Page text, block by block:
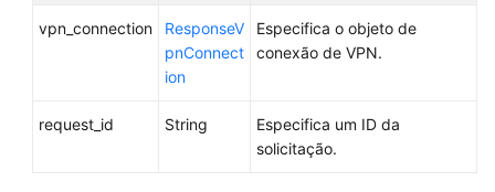
Criação
de
vpn_connection
ResponseV
pnConnect
ion
Especifica o objeto de
conexão de VPN.
request_id String
Especifica um ID da
solicitação.